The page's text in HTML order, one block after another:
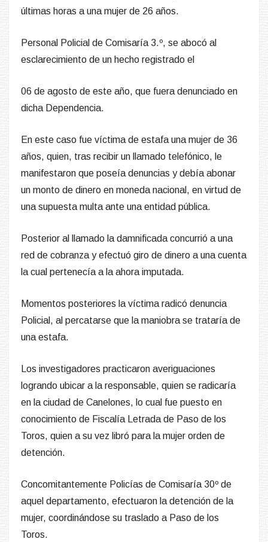
últimas horas a una mujer de 26 años.
Personal Policial de Comisaría 3.º, se abocó al
esclarecimiento de un hecho registrado el
06 de agosto de este año, que fuera denunciado en
dicha Dependencia.
En este caso fue víctima de estafa una mujer de 36
años, quien, tras recibir un llamado telefónico, le
manifestaron que poseía denuncias y debía abonar
un monto de dinero en moneda nacional, en virtud de
una supuesta multa ante una entidad pública.
Posterior al llamado la damnificada concurrió a una
red de cobranza y efectuó giro de dinero a una cuenta
la cual pertenecía a la ahora imputada.
Momentos posteriores la víctima radicó denuncia
Policial, al percatarse que la maniobra se trataría de
una estafa.
Los investigadores practicaron averiguaciones
logrando ubicar a la responsable, quien se radicaría
en la ciudad de Canelones, lo cual fue puesto en
conocimiento de Fiscalía Letrada de Paso de los
Toros, quien a su vez libró para la mujer orden de
detención.
Concomitantemente Policías de Comisaría 30º de
aquel departamento, efectuaron la detención de la
mujer, coordinándose su traslado a Paso de los
Toros.